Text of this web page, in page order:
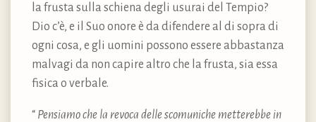
la frusta sulla schiena degli usurai del Tempio?
Dio c’è, e il Suo onore è da difendere al di sopra di
ogni cosa, e gli uomini possono essere abbastanza
malvagi da non capire altro che la frusta, sia essa
fisica o verbale.
“ Pensiamo che la revoca delle scomuniche metterebbe in